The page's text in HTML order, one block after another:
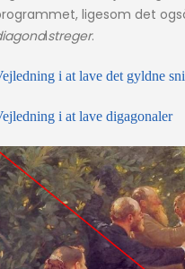
ligesom det
lstreger.
i at lave det gyldne
i at lave digagonaler